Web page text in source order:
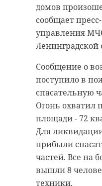
домов
сообщает
управления
Ленинградской
Сообщение о
поступило в
спасательную
Огонь охватил
площади - 72
Для
прибыли
частей. Все на
вышли 8
техники.
Сейчас
старый слой
Реставрируют
витражи в
Впереди
утепление
Руслан
чтобы
больше узнали
этом году
рассекретят
летней
удастся
Анны Беквор и